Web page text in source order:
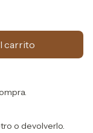
o devolverlo.